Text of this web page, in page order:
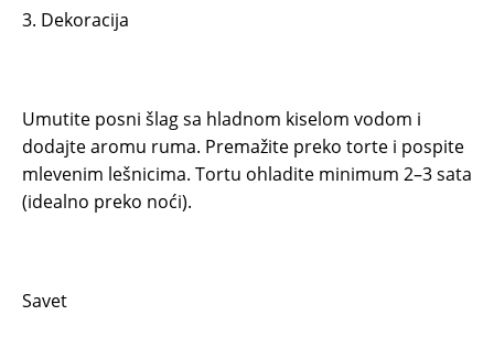
3. Dekoracija
Umutite posni šlag sa hladnom kiselom vodom i
dodajte aromu ruma. Premažite preko torte i pospite
mlevenim lešnicima. Tortu ohladite minimum 2–3 sata
(idealno preko noći).
Savet